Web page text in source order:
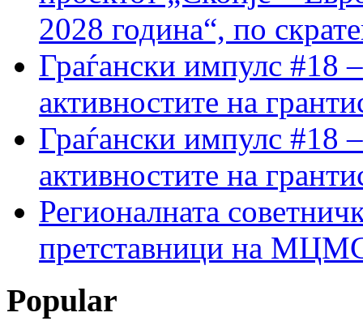
2028 година“, по
Граѓански импулс #18
активностите на
Граѓански импулс #18
активностите на
Регионалната
претставници на МЦМС
Popular